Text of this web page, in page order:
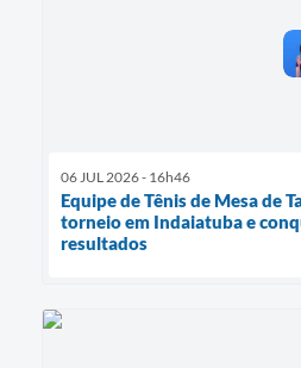
06 JUL 2026 - 16h46
Equipe de Tênis de Mesa de
torneio em Indaiatuba e
resultados